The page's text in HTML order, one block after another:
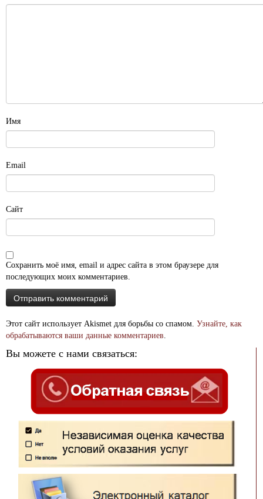
Имя
Email
Сайт
Сохранить моё имя, email и адрес сайта в этом браузере для
последующих моих комментариев.
Этот сайт использует Akismet для борьбы со спамом. Узнайте, как
обрабатываются ваши данные комментариев.
Вы можете с нами связаться: